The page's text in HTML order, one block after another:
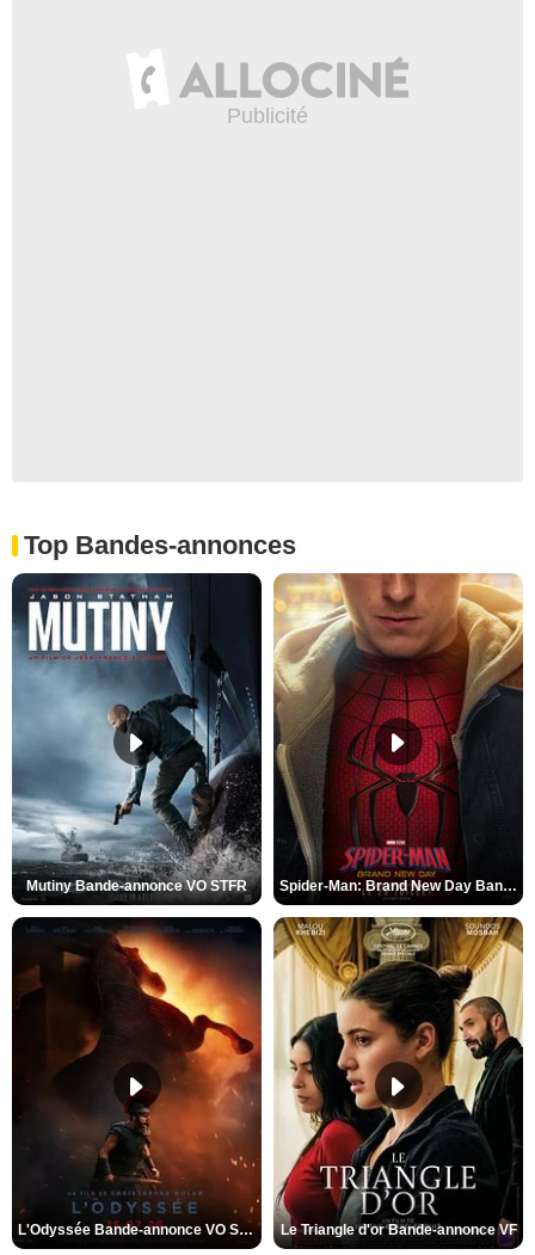
Top Bandes-annonces
Mutiny Bande-annonce VO STFR Spider-Man: Brand New Day Bande-annonce VO STFR
L'Odyssée Bande-annonce VO STFR Le Triangle d'or Bande-annonce VF